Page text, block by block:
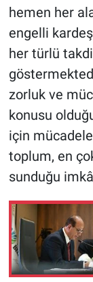
hemen her
engelli
her türlü
zorluk ve
konusu
için
toplum, en
sunduğu